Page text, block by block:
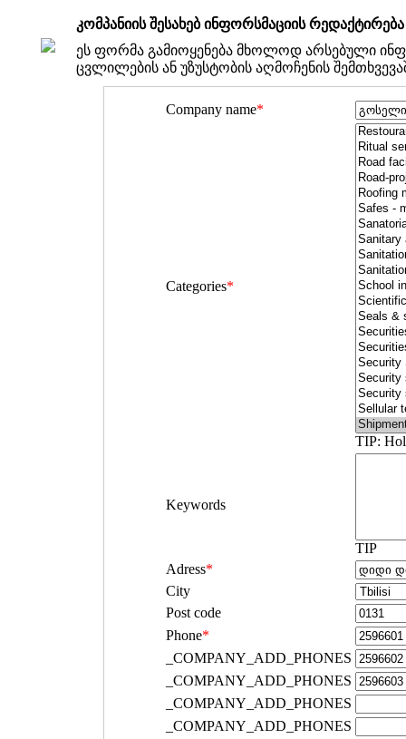
კომპანიის შესახებ ინფორსმაციის რედაქტირება
ეს ფორმა გამიოყენება მხოლოდ არსებული
ცვლილების ან უზუსტობის აღმოჩენის
Company name*
Categories*
TIP:
Keywords
TIP
Adress*
City
Post code
Phone*
_COMPANY_ADD_PHONES
_COMPANY_ADD_PHONES
_COMPANY_ADD_PHONES
_COMPANY_ADD_PHONES